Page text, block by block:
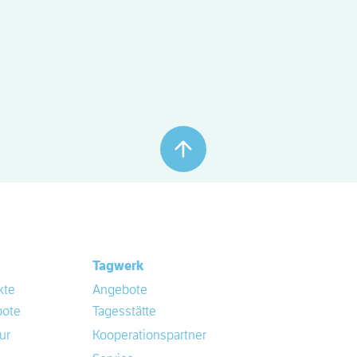
Tagwerk
Angebote
Tagesstätte
Kooperationspartner